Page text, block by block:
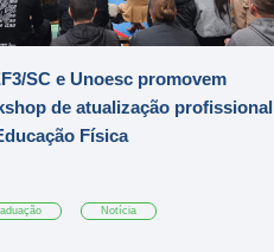
SC e Unoesc promovem
de atualização profissional
Física
Notícia